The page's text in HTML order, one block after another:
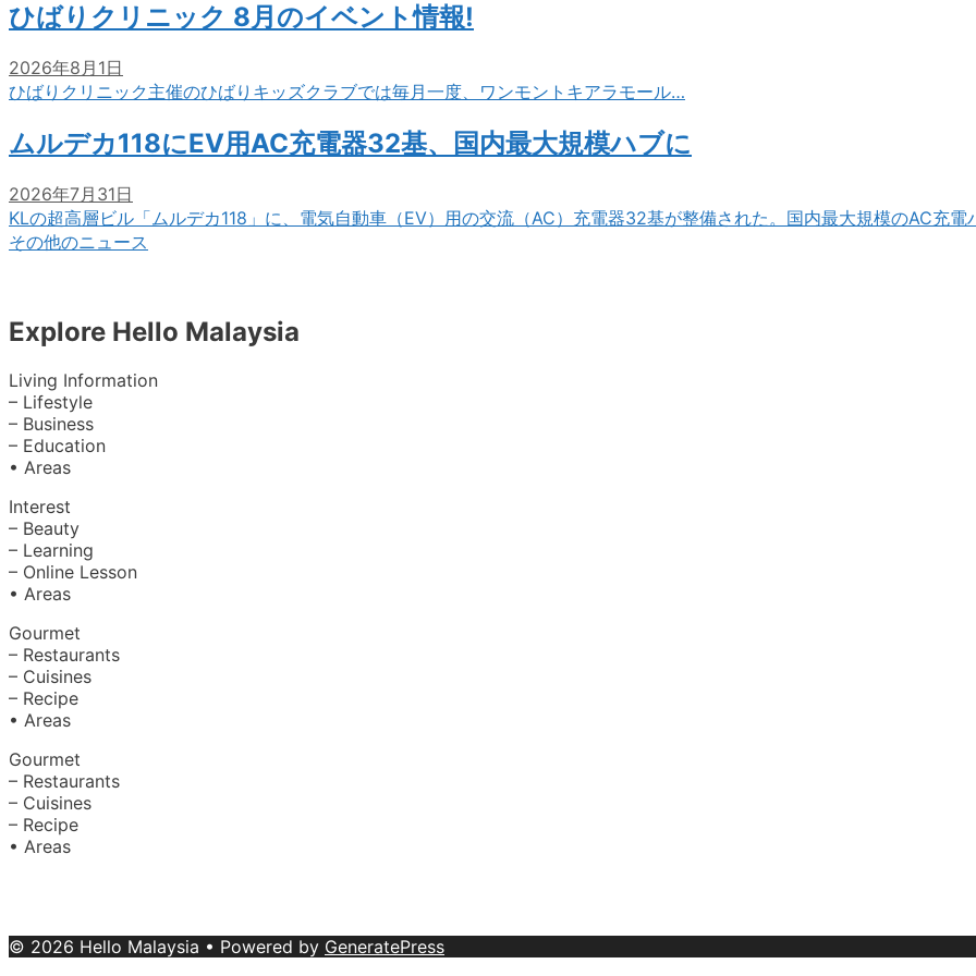
ひばりクリニック 8月のイベント情報!
2026年8月1日
ひばりクリニック主催のひばりキッズクラブでは毎月一度、ワンモントキアラモール…
ムルデカ118にEV用AC充電器32基、国内最大規模ハブに
2026年7月31日
KLの超高層ビル「ムルデカ118」に、電気自動車（EV）用の交流（AC）充電器32基が整備された。国内最大規模のAC充
その他のニュース
Explore Hello Malaysia
Living Information
– Lifestyle
– Business
– Education
• Areas
Interest
– Beauty
– Learning
– Online Lesson
• Areas
Gourmet
– Restaurants
– Cuisines
– Recipe
• Areas
Gourmet
– Restaurants
– Cuisines
– Recipe
• Areas
© 2026 Hello Malaysia • Powered by GeneratePress